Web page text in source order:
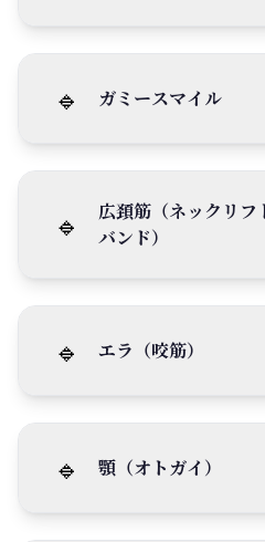
🔹 ガミースマイル
🔹
広頚筋（ネックリフ
バンド）
🔹 エラ（咬筋）
🔹 顎（オトガイ）